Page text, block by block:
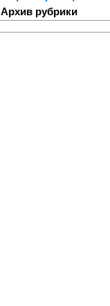
Архив рубрики